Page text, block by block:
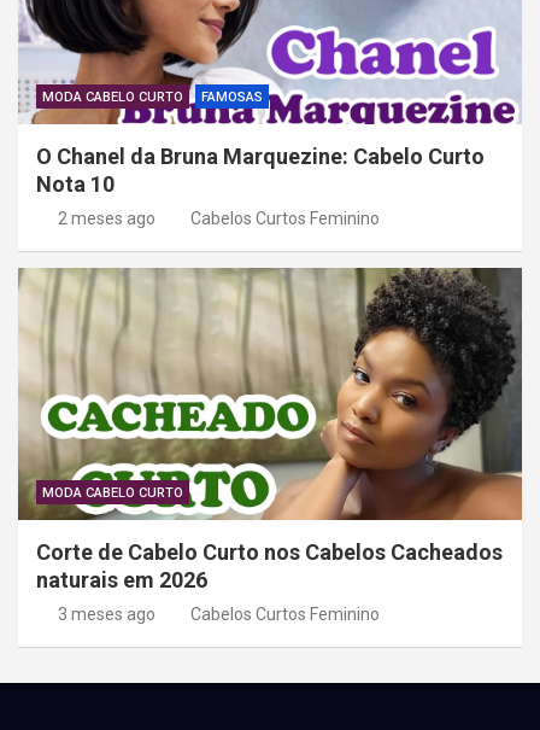
MODA CABELO CURTO FAMOSAS
O Chanel da Bruna Marquezine: Cabelo Curto
Nota 10
2 meses ago Cabelos Curtos Feminino
MODA CABELO CURTO
Corte de Cabelo Curto nos Cabelos Cacheados
naturais em 2026
3 meses ago Cabelos Curtos Feminino